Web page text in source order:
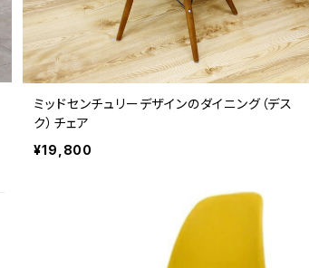
ミッドセンチュリーデザインのダイニング（デス
ク）チェア
¥19,800